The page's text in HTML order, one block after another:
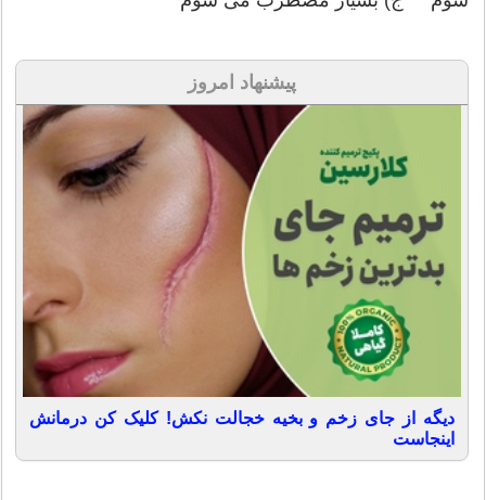
پیشنهاد امروز
دیگه از جای زخم و بخیه خجالت نکش! کلیک کن درمانش
اینجاست